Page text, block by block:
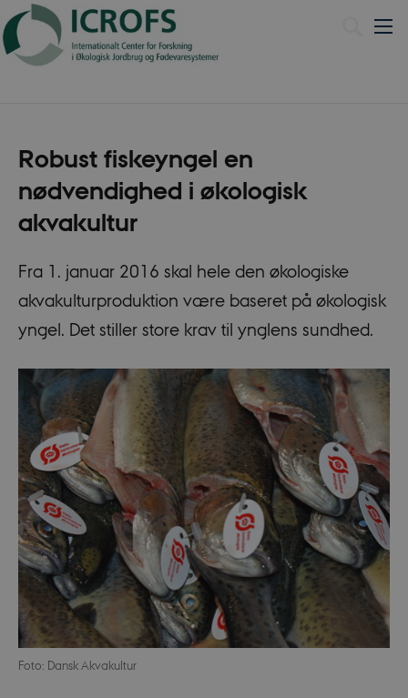
Robust fiskeyngel en
nødvendighed i økologisk
akvakultur
Fra 1. januar 2016 skal hele den økologiske
akvakulturproduktion være baseret på økologisk
yngel. Det stiller store krav til ynglens sundhed.
Foto: Dansk Akvakultur